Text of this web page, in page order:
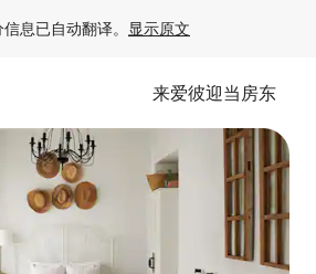
息已自动翻译。 显示原文
来爱彼迎当房东